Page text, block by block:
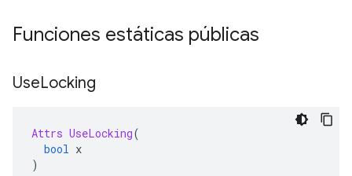
Funciones estáticas públicas
UseLocking
Attrs UseLocking(
bool x
)